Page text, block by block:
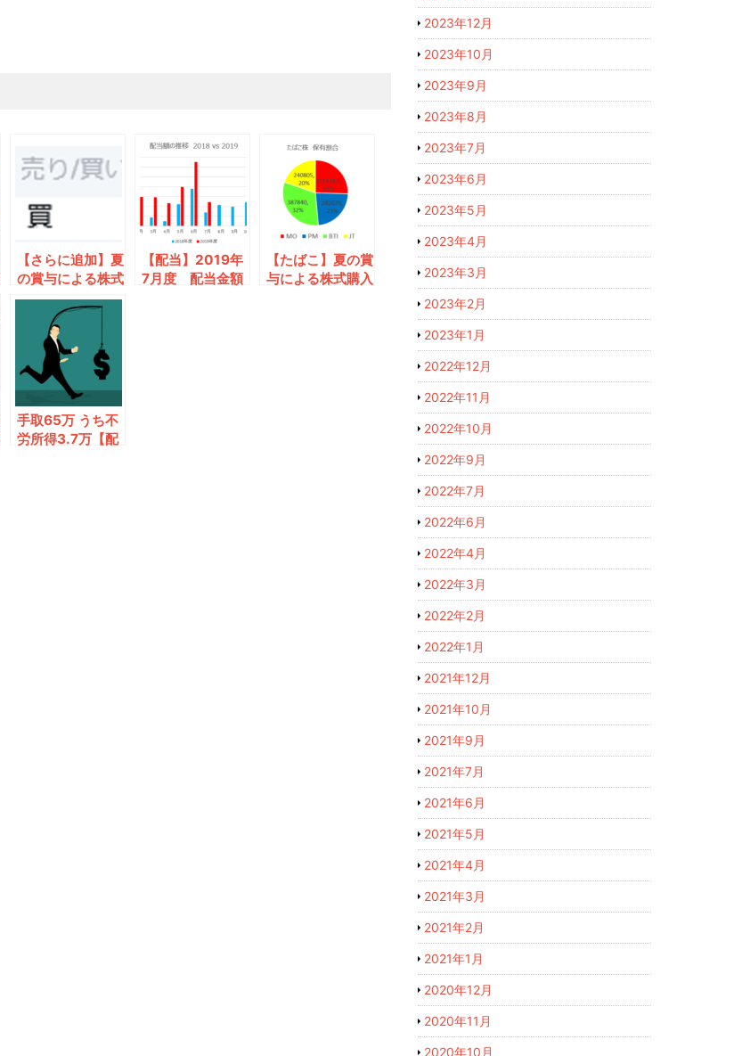
【さらに追加】夏
の賞与による株式
購入第4弾
【配当】2019年
7月度 配当金額
【たばこ】夏の賞
与による株式購入
手取65万 うち不
労所得3.7万【配
2023年12月
2023年10月
2023年9月
2023年8月
2023年7月
2023年6月
2023年5月
2023年4月
2023年3月
2023年2月
2023年1月
2022年12月
2022年11月
2022年10月
2022年9月
2022年7月
2022年6月
2022年4月
2022年3月
2022年2月
2022年1月
2021年12月
2021年10月
2021年9月
2021年7月
2021年6月
2021年5月
2021年4月
2021年3月
2021年2月
2021年1月
2020年12月
2020年11月
2020年10月